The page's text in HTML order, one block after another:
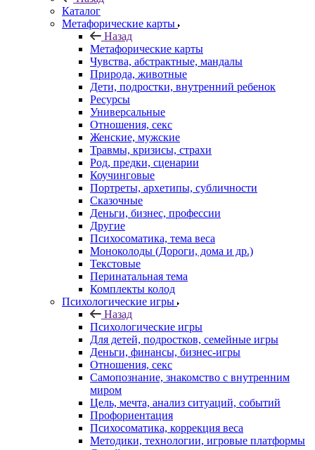
Каталог
Mетафорические карты
Назад
Mетафорические карты
Чувства, абстрактные, мандалы
Природа, животные
Дети, подростки, внутренний ребенок
Ресурсы
Универсальные
Отношения, секс
Женские, мужские
Травмы, кризисы, страхи
Род, предки, сценарии
Коучинговые
Портреты, архетипы, субличности
Сказочные
Деньги, бизнес, профессии
Другие
Психосоматика, тема веса
Моноколоды (Дороги, дома и др.)
Текстовые
Перинатальная тема
Комплекты колод
Психологические игры
Назад
Психологические игры
Для детей, подростков, семейные игры
Деньги, финансы, бизнес-игры
Отношения, секс
Самопознание, знакомство с внутренним
миром
Цель, мечта, анализ ситуаций, событий
Профориентация
Психосоматика, коррекция веса
Методики, технологии, игровые платформы